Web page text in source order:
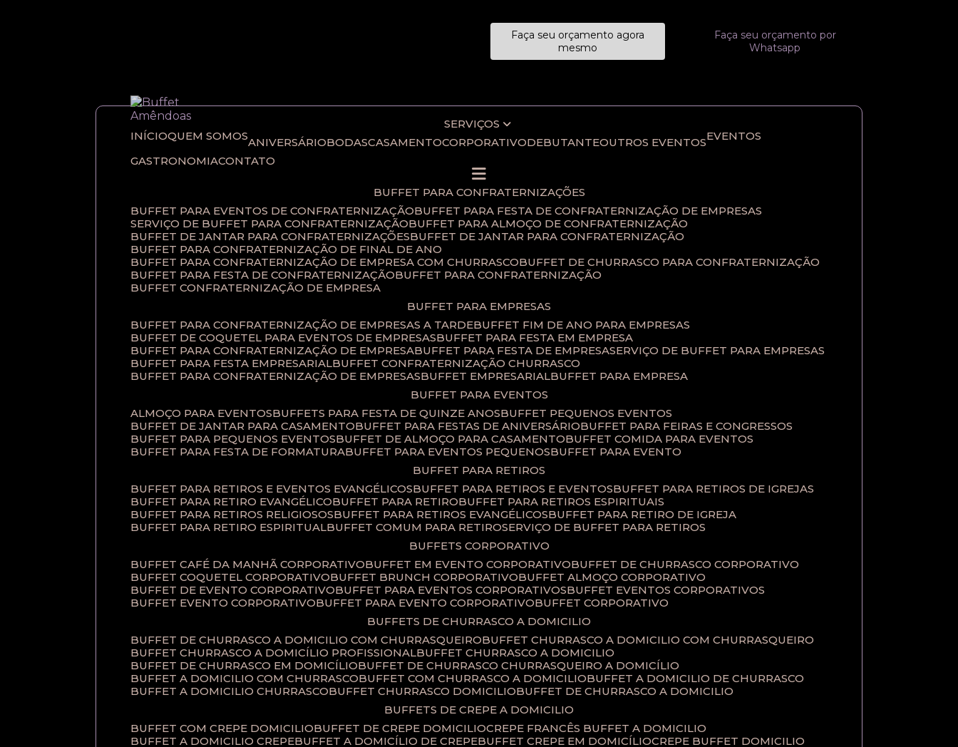
Faça seu orçamento agora
mesmo
Faça seu orçamento por
Whatsapp
INÍCIO QUEM SOMOS
SERVIÇOS
ANIVERSÁRIO
BODAS CASAMENTO CORPORATIVO DEBUTANTE OUTROS EVENTOS
EVENTOS
GASTRONOMIA CONTATO
BUFFET PARA CONFRATERNIZAÇÕES
BUFFET PARA EVENTOS DE CONFRATERNIZAÇÃO
BUFFET PARA FESTA DE CONFRATERNIZAÇÃO DE EMPRESAS
SERVIÇO DE BUFFET PARA CONFRATERNIZAÇÃO
BUFFET PARA ALMOÇO DE CONFRATERNIZAÇÃO​
BUFFET DE JANTAR PARA CONFRATERNIZAÇÕES​
BUFFET DE JANTAR PARA CONFRATERNIZAÇÃO​
BUFFET PARA CONFRATERNIZAÇÃO DE FINAL DE ANO​
BUFFET PARA CONFRATERNIZAÇÃO DE EMPRESA COM CHURRASCO
BUFFET DE CHURRASCO PARA CONFRATERNIZAÇÃO
BUFFET PARA FESTA DE CONFRATERNIZAÇÃO
BUFFET PARA CONFRATERNIZAÇÃO
BUFFET CONFRATERNIZAÇÃO DE EMPRESA
BUFFET PARA EMPRESAS
BUFFET PARA CONFRATERNIZAÇÃO DE EMPRESAS A TARDE
BUFFET FIM DE ANO PARA EMPRESAS
BUFFET DE COQUETEL PARA EVENTOS DE EMPRESAS
BUFFET PARA FESTA EM EMPRESA
BUFFET PARA CONFRATERNIZAÇÃO DE EMPRESA
BUFFET PARA FESTA DE EMPRESA SERVIÇO DE BUFFET PARA EMPRESAS
BUFFET PARA FESTA EMPRESARIAL
BUFFET CONFRATERNIZAÇÃO CHURRASCO
BUFFET PARA CONFRATERNIZAÇÃO DE EMPRESAS
BUFFET EMPRESARIAL
BUFFET PARA EMPRESA
BUFFET PARA EVENTOS
ALMOÇO PARA EVENTOS
BUFFETS PARA FESTA DE QUINZE ANOS
BUFFET PEQUENOS EVENTOS
BUFFET DE JANTAR PARA CASAMENTO
BUFFET PARA FESTAS DE ANIVERSÁRIO
BUFFET PARA FEIRAS E CONGRESSOS
BUFFET PARA PEQUENOS EVENTOS
BUFFET DE ALMOÇO PARA CASAMENTO
BUFFET COMIDA PARA EVENTOS
BUFFET PARA FESTA DE FORMATURA
BUFFET PARA EVENTOS PEQUENOS
BUFFET PARA EVENTO
BUFFET PARA RETIROS
BUFFET PARA RETIROS E EVENTOS EVANGÉLICOS
BUFFET PARA RETIROS E EVENTOS
BUFFET PARA RETIROS DE IGREJAS
BUFFET PARA RETIRO EVANGÉLICO
BUFFET PARA RETIRO
BUFFET PARA RETIROS ESPIRITUAIS
BUFFET PARA RETIROS RELIGIOSOS
BUFFET PARA RETIROS EVANGÉLICOS
BUFFET PARA RETIRO DE IGREJA
BUFFET PARA RETIRO ESPIRITUAL
BUFFET COMUM PARA RETIRO​ SERVIÇO DE BUFFET PARA RETIROS
BUFFETS CORPORATIVO
BUFFET CAFÉ DA MANHÃ CORPORATIVO
BUFFET EM EVENTO CORPORATIVO
BUFFET DE CHURRASCO CORPORATIVO
BUFFET COQUETEL CORPORATIVO
BUFFET BRUNCH CORPORATIVO
BUFFET ALMOÇO CORPORATIVO
BUFFET DE EVENTO CORPORATIVO
BUFFET PARA EVENTOS CORPORATIVOS
BUFFET EVENTOS CORPORATIVOS
BUFFET EVENTO CORPORATIVO
BUFFET PARA EVENTO CORPORATIVO
BUFFET CORPORATIVO
BUFFETS DE CHURRASCO A DOMICILIO
BUFFET DE CHURRASCO A DOMICILIO COM CHURRASQUEIRO
BUFFET CHURRASCO A DOMICILIO COM CHURRASQUEIRO
BUFFET CHURRASCO A DOMICÍLIO PROFISSIONAL
BUFFET CHURRASCO A DOMICILIO
BUFFET DE CHURRASCO EM DOMICÍLIO
BUFFET DE CHURRASCO CHURRASQUEIRO A DOMICÍLIO
BUFFET A DOMICILIO COM CHURRASCO
BUFFET COM CHURRASCO A DOMICILIO
BUFFET A DOMICILIO DE CHURRASCO
BUFFET A DOMICILIO CHURRASCO
BUFFET CHURRASCO DOMICILIO
BUFFET DE CHURRASCO A DOMICILIO
BUFFETS DE CREPE A DOMICILIO
BUFFET COM CREPE DOMICILIO
BUFFET DE CREPE DOMICILIO
CREPE FRANCÊS BUFFET A DOMICILIO
BUFFET A DOMICILIO CREPE
BUFFET A DOMICÍLIO DE CREPE BUFFET CREPE EM DOMICÍLIO
CREPE BUFFET DOMICILIO